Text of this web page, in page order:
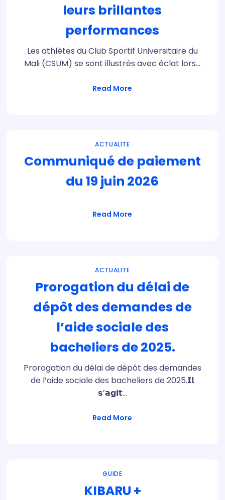
leurs brillantes
performances
Les athlètes du Club Sportif Universitaire du
Mali (CSUM) se sont illustrés avec éclat lors…
Read More
ACTUALITE
Communiqué de paiement
du 19 juin 2026
Read More
ACTUALITE
Prorogation du délai de
dépôt des demandes de
l’aide sociale des
bacheliers de 2025.
Prorogation du délai de dépôt des demandes
de l’aide sociale des bacheliers de 2025.‎𝗜𝗹
𝘀’𝗮𝗴𝗶𝘁…
Read More
GUIDE
KIBARU +